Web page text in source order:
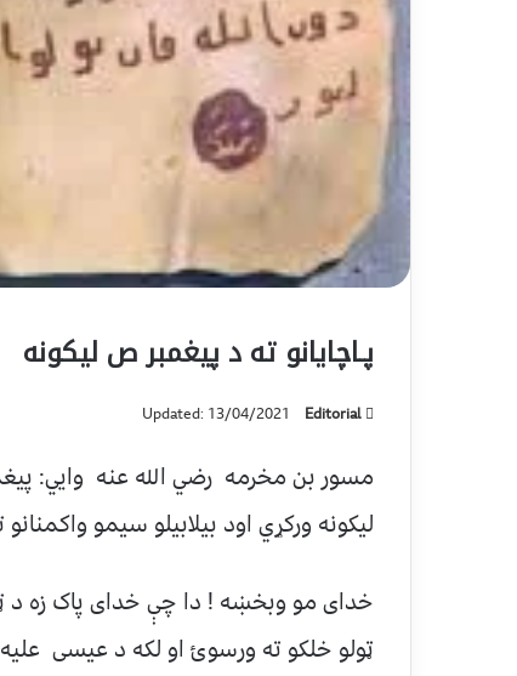
پـاچايانو ته د پيغمبر ص ليکونه
Editorial
Updated: 13/04/2021
مسور بن مخرمه رضي الله عنه وايي:
ليکونه ورکړي اود بيلابيلو سيمو
خداى مو وبخښه ! دا چې خداى پاک زه د
ټولو خلکو ته ورسوئ او لکه د عيسى